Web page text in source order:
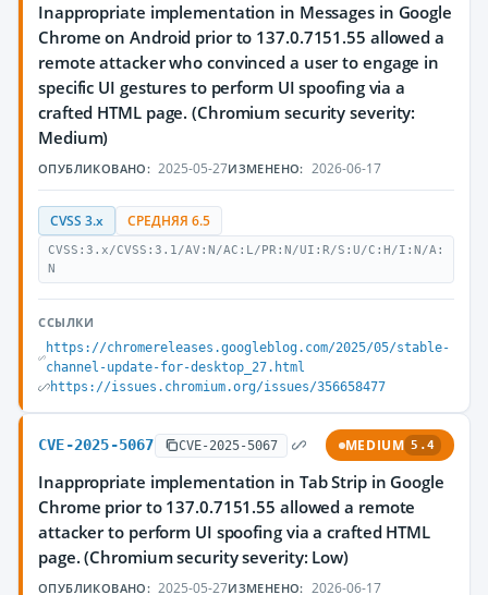
Inappropriate implementation in Messages in Google
Chrome on Android prior to 137.0.7151.55 allowed a
remote attacker who convinced a user to engage in
specific UI gestures to perform UI spoofing via a
crafted HTML page. (Chromium security severity:
Medium)
ОПУБЛИКОВАНО: 2025-05-27ИЗМЕНЕНО: 2026-06-17
CVSS 3.x СРЕДНЯЯ 6.5
CVSS:3.x/CVSS:3.1/AV:N/AC:L/PR:N/UI:R/S:U/C:H/I:N/A:
N
ССЫЛКИ
https://chromereleases.googleblog.com/2025/05/stable-
channel-update-for-desktop_27.html
https://issues.chromium.org/issues/356658477
CVE-2025-5067 CVE-2025-5067 MEDIUM 5.4
Inappropriate implementation in Tab Strip in Google
Chrome prior to 137.0.7151.55 allowed a remote
attacker to perform UI spoofing via a crafted HTML
page. (Chromium security severity: Low)
ОПУБЛИКОВАНО: 2025-05-27ИЗМЕНЕНО: 2026-06-17